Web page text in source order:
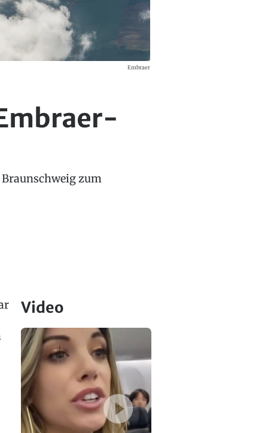
Embraer
Braunschweig zum
Video